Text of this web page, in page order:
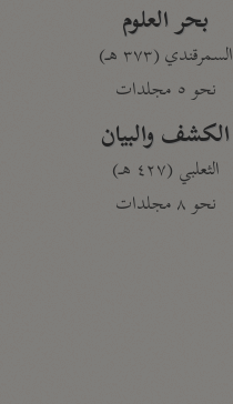
بحر العلوم
السمرقندي (٣٧٣ هـ)
نحو ٥ مجلدات
الكشف والبيان
الثعلبي (٤٢٧ هـ)
نحو ٨ مجلدات